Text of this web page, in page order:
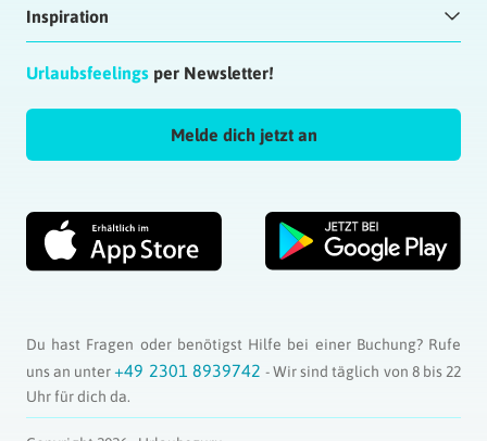
Inspiration
Urlaubsfeelings per Newsletter!
Melde dich jetzt an
Du hast Fragen oder benötigst Hilfe bei einer Buchung? Rufe
uns an unter+49 2301 8939742 - Wir sind täglich von 8 bis 22
Uhr für dich da.